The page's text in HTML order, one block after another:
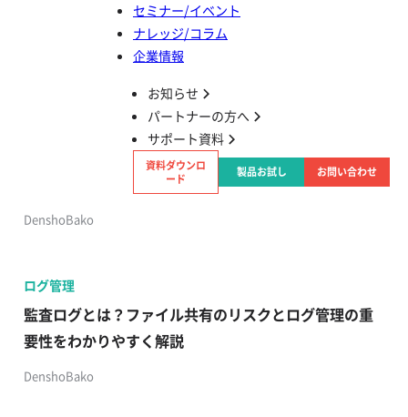
セミナー/イベント
ナレッジ/コラム
企業情報
お知らせ
パートナーの方へ
サポート資料
資料ダウンロ
ード
製品お試し お問い合わせ
AvePoint 製品の導入ガイド（まとめ記事）
AvePoint Online Services
ファイルリンク共有のセキュリティ対策｜パスワー
ド・有効期限の設定だけではリスクを防げない！
DenshoBako
ログ管理
監査ログとは？ファイル共有のリスクとログ管理の重
要性をわかりやすく解説
DenshoBako